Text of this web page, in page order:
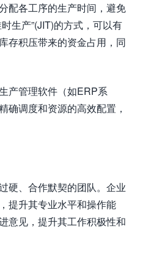
配各工序的生产时间，避免
生产”(JIT)的方式，可以有
存积压带来的资金占用，同
产管理软件（如ERP系
确调度和资源的高效配置，
硬、合作默契的团队。企业
提升其专业水平和操作能
意见，提升其工作积极性和